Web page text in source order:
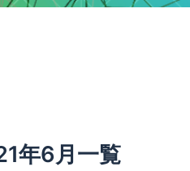
年6月一覧